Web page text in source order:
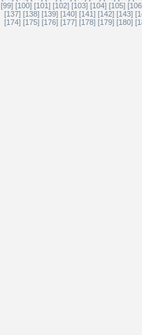
[99] [100] [101] [102] [103] [104] [105]
[137] [138] [139] [140] [141] [142] [143]
[174] [175] [176] [177] [178] [179] [180]